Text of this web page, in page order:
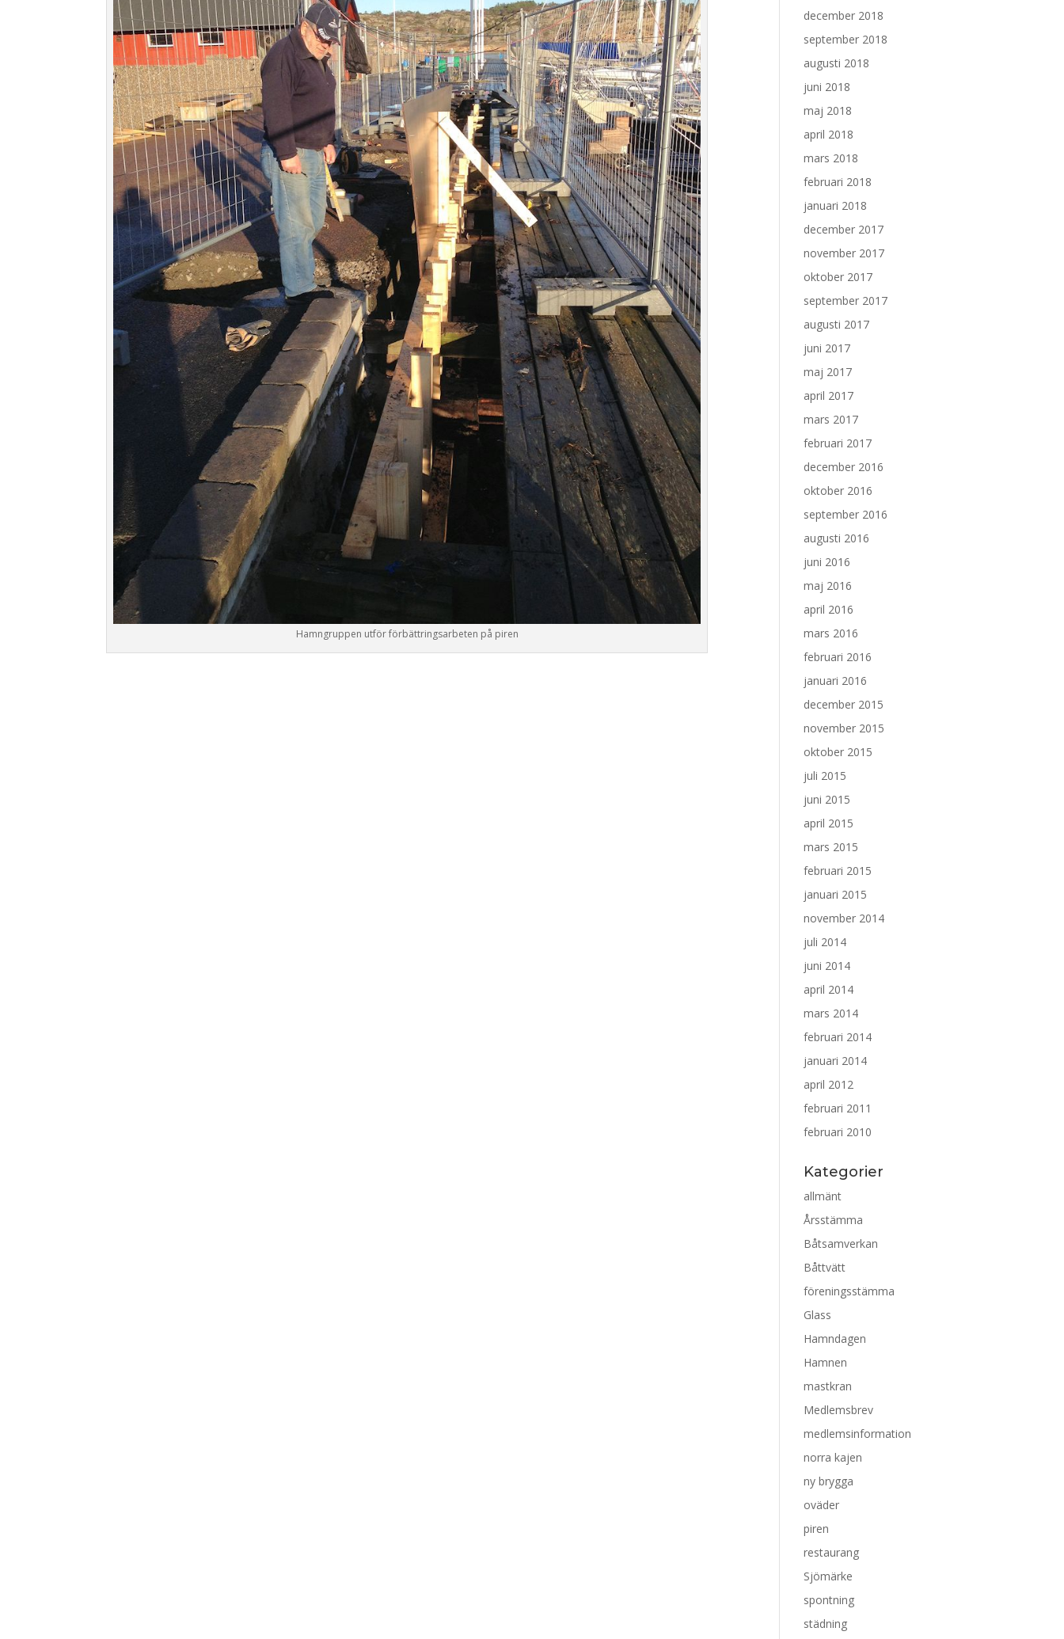
Hamngruppen utför förbättringsarbeten på piren
december 2018
september 2018
augusti 2018
juni 2018
maj 2018
april 2018
mars 2018
februari 2018
januari 2018
december 2017
november 2017
oktober 2017
september 2017
augusti 2017
juni 2017
maj 2017
april 2017
mars 2017
februari 2017
december 2016
oktober 2016
september 2016
augusti 2016
juni 2016
maj 2016
april 2016
mars 2016
februari 2016
januari 2016
december 2015
november 2015
oktober 2015
juli 2015
juni 2015
april 2015
mars 2015
februari 2015
januari 2015
november 2014
juli 2014
juni 2014
april 2014
mars 2014
februari 2014
januari 2014
april 2012
februari 2011
februari 2010
Kategorier
allmänt
Årsstämma
Båtsamverkan
Båttvätt
föreningsstämma
Glass
Hamndagen
Hamnen
mastkran
Medlemsbrev
medlemsinformation
norra kajen
ny brygga
oväder
piren
restaurang
Sjömärke
spontning
städning